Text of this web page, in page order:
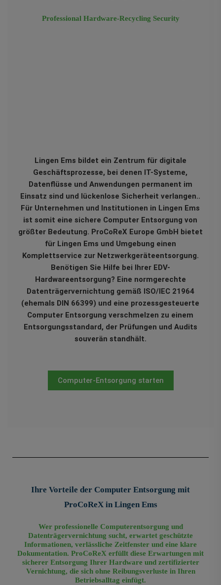
Professional Hardware-Recycling Security
Lingen Ems bildet ein Zentrum für digitale
Geschäftsprozesse, bei denen IT-Systeme,
Datenflüsse und Anwendungen permanent im
Einsatz sind und lückenlose Sicherheit verlangen..
Für Unternehmen und Institutionen in Lingen Ems
ist somit eine sichere Computer Entsorgung von
größter Bedeutung. ProCoReX Europe GmbH bietet
für Lingen Ems und Umgebung einen
Komplettservice zur Netzwerkgeräteentsorgung.
Benötigen Sie Hilfe bei Ihrer EDV-
Hardwareentsorgung? Eine normgerechte
Datenträgervernichtung gemäß ISO/IEC 21964
(ehemals DIN 66399) und eine prozessgesteuerte
Computer Entsorgung verschmelzen zu einem
Entsorgungsstandard, der Prüfungen und Audits
souverän standhält.
Computer-Entsorgung starten
Ihre Vorteile der Computer Entsorgung mit
ProCoReX in Lingen Ems
Wer professionelle Computerentsorgung und
Datenträgervernichtung sucht, erwartet geschützte
Informationen, verlässliche Zeitfenster und eine klare
Dokumentation. ProCoReX erfüllt diese Erwartungen mit
sicherer Entsorgung Ihrer Hardware und zertifizierter
Vernichtung, die sich ohne Reibungsverluste in Ihren
Betriebsalltag einfügt.